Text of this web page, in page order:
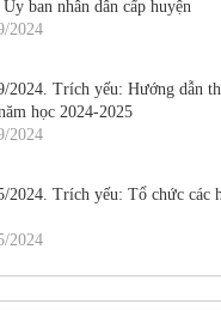
ban nhân dân cấp huyện
2024
2024. Trích yếu: Hướng dẫn
học 2024-2025
2024
2024. Trích yếu: Tổ chức các
2024